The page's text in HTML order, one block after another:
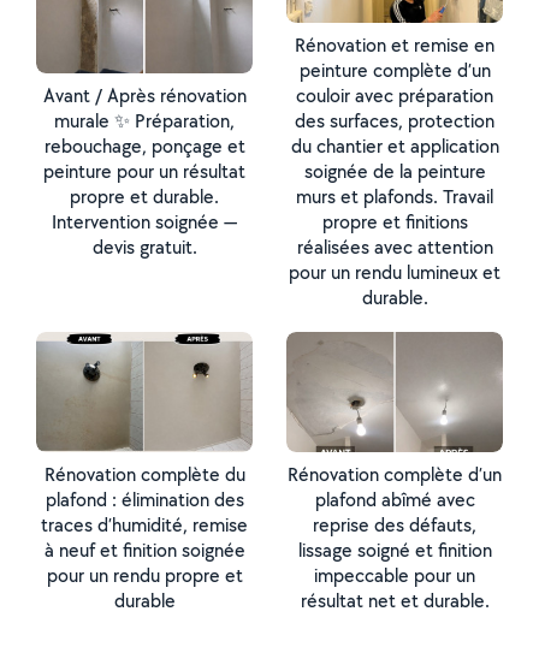
Avant / Après rénovation
murale ✨ Préparation,
rebouchage, ponçage et
peinture pour un résultat
propre et durable.
Intervention soignée —
devis gratuit.
Rénovation et remise en
peinture complète d’un
couloir avec préparation
des surfaces, protection
du chantier et application
soignée de la peinture
murs et plafonds. Travail
propre et finitions
réalisées avec attention
pour un rendu lumineux et
durable.
Rénovation complète du
plafond : élimination des
traces d’humidité, remise
à neuf et finition soignée
pour un rendu propre et
durable
Rénovation complète d’un
plafond abîmé avec
reprise des défauts,
lissage soigné et finition
impeccable pour un
résultat net et durable.